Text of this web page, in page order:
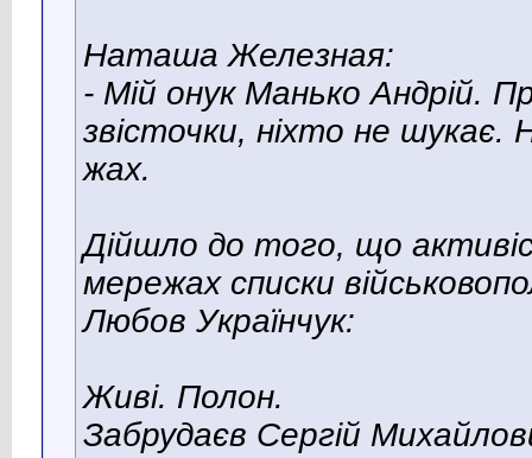
Наташа Железная:
- Мій онук Манько Андрій.
звісточки, ніхто не шукає.
жах.
Дійшло до того, що
мережах списки
Любов Українчук:
Живі. Полон.
Забрудаєв Сергій